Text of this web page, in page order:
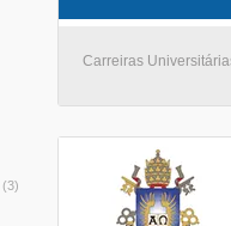
(3)
Carreiras